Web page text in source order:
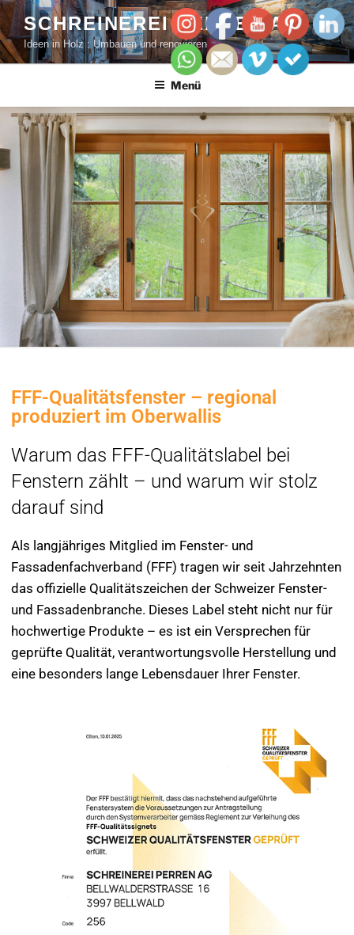
SCHREINEREI PERREN AG
Ideen in Holz : Umbauen und renovieren
Menü
FFF-Qualitätsfenster – regional
produziert im Oberwallis
Warum das FFF-Qualitätslabel bei
Fenstern zählt – und warum wir stolz
darauf sind
Als langjähriges Mitglied im Fenster- und
Fassadenfachverband (FFF) tragen wir seit Jahrzehnten
das offizielle Qualitätszeichen der Schweizer Fenster-
und Fassadenbranche. Dieses Label steht nicht nur für
hochwertige Produkte – es ist ein Versprechen für
geprüfte Qualität, verantwortungsvolle Herstellung und
eine besonders lange Lebensdauer Ihrer Fenster.